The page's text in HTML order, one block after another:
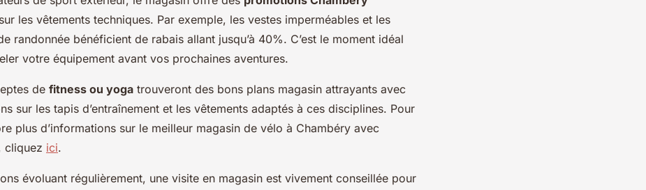
les vêtements techniques. Par exemple, les vestes imperméables et les
randonnée bénéficient de rabais allant jusqu’à 40%. C’est le moment idéal
votre équipement avant vos prochaines aventures.
de fitness ou yoga trouveront des bons plans magasin attrayants avec
sur les tapis d’entraînement et les vêtements adaptés à ces disciplines. Pour
plus d’informations sur le meilleur magasin de vélo à Chambéry avec
cliquez ici.
évoluant régulièrement, une visite en magasin est vivement conseillée pour